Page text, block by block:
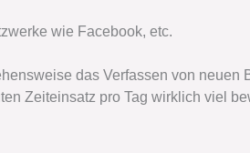
wie Facebook, etc.
das Verfassen von neuen
Zeiteinsatz pro Tag wirklich viel